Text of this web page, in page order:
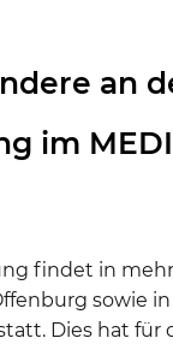
an
im
findet in
sowie
Dies hat für